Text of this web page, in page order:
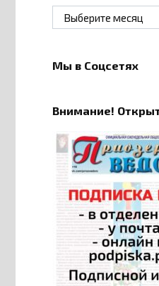
Архивы
Мы в Соцсетях
Внимание!